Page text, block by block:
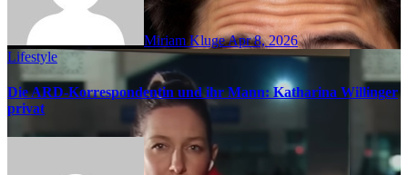
Miriam KlugeApr 8, 2026
Lifestyle
Die ARD-Korrespondentin und ihr Mann: Katharina Willinger
privat